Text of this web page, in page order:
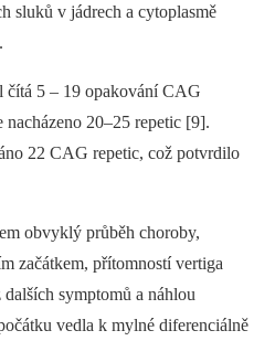
sluků v jádrech a cytoplasmě
čítá 5 –⁠ 19 opakování CAG
20–25 repetic [9].
22 CAG repetic, což potvrdilo
obvyklý průběh choroby,
začátkem, přítomností vertiga
symptomů a náhlou
vedla k mylné diferenciálně